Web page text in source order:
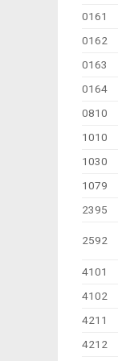
0161
0162
0163
0164
0810
1010
1030
1079
2395
2592
4101
4102
4211
4212